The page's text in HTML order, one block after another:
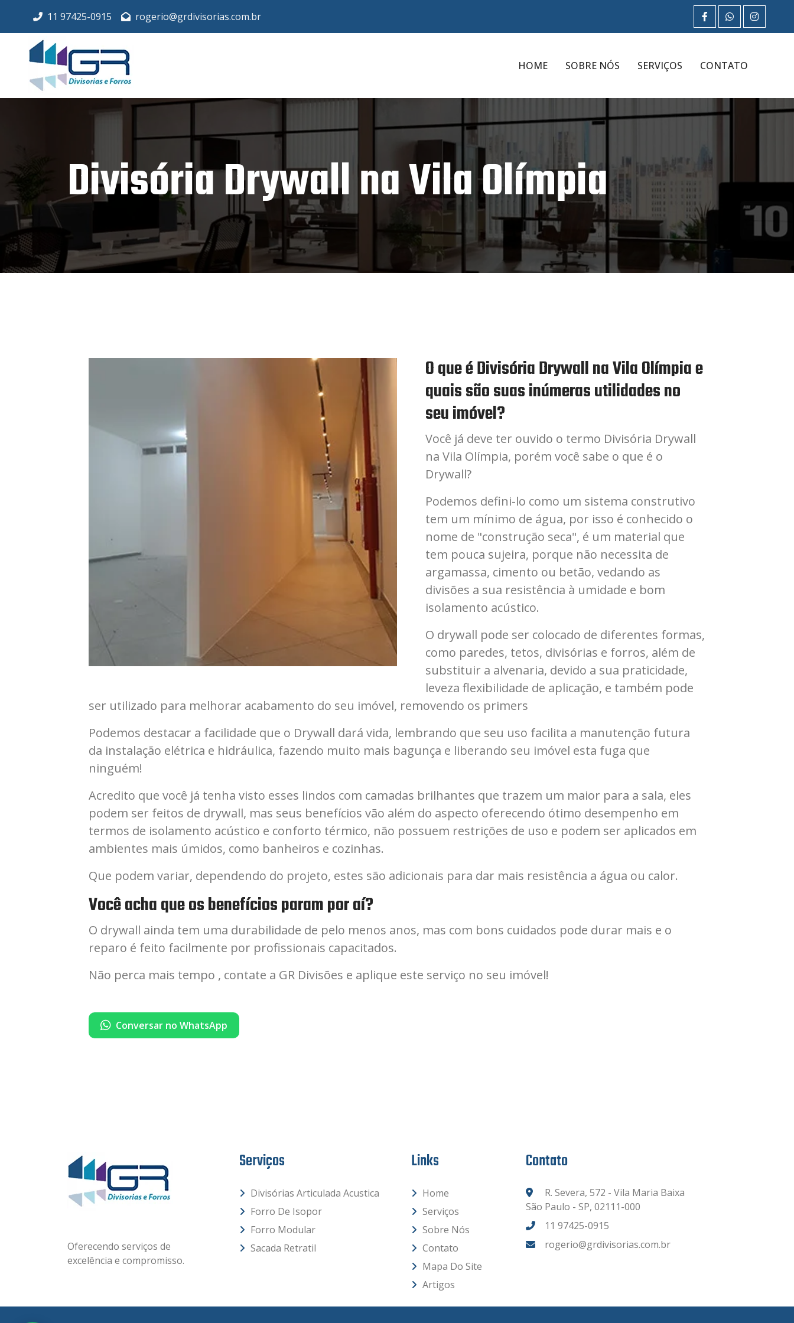
11 97425-0915 rogerio@grdivisorias.com.br
HOME SOBRE NÓS SERVIÇOS CONTATO
Divisória Drywall na Vila Olímpia
O que é Divisória Drywall na Vila Olímpia e
quais são suas inúmeras utilidades no
seu imóvel?
Você já deve ter ouvido o termo Divisória Drywall
na Vila Olímpia, porém você sabe o que é o
Drywall?
Podemos defini-lo como um sistema construtivo
tem um mínimo de água, por isso é conhecido o
nome de "construção seca", é um material que
tem pouca sujeira, porque não necessita de
argamassa, cimento ou betão, vedando as
divisões a sua resistência à umidade e bom
isolamento acústico.
O drywall pode ser colocado de diferentes formas,
como paredes, tetos, divisórias e forros, além de
substituir a alvenaria, devido a sua praticidade,
leveza flexibilidade de aplicação, e também pode
ser utilizado para melhorar acabamento do seu imóvel, removendo os primers
Podemos destacar a facilidade que o Drywall dará vida, lembrando que seu uso facilita a manutenção futura
da instalação elétrica e hidráulica, fazendo muito mais bagunça e liberando seu imóvel esta fuga que
ninguém!
Acredito que você já tenha visto esses lindos com camadas brilhantes que trazem um maior para a sala, eles
podem ser feitos de drywall, mas seus benefícios vão além do aspecto oferecendo ótimo desempenho em
termos de isolamento acústico e conforto térmico, não possuem restrições de uso e podem ser aplicados em
ambientes mais úmidos, como banheiros e cozinhas.
Que podem variar, dependendo do projeto, estes são adicionais para dar mais resistência a água ou calor.
Você acha que os benefícios param por aí?
O drywall ainda tem uma durabilidade de pelo menos anos, mas com bons cuidados pode durar mais e o
reparo é feito facilmente por profissionais capacitados.
Não perca mais tempo , contate a GR Divisões e aplique este serviço no seu imóvel!
Conversar no WhatsApp
Oferecendo serviços de
excelência e compromisso.
Serviços
Divisórias Articulada Acustica
Forro De Isopor
Forro Modular
Sacada Retratil
Links
Home
Serviços
Sobre Nós
Contato
Mapa Do Site
Artigos
Contato
R. Severa, 572 - Vila Maria Baixa
São Paulo - SP, 02111-000
11 97425-0915
rogerio@grdivisorias.com.br